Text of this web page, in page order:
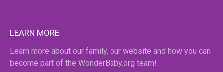
LEARN MORE
Learn more about our family, our website and how you can
become part of the WonderBaby.org team!